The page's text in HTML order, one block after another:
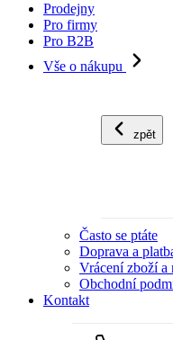
Prodejny
Pro firmy
Pro B2B
Vše o nákupu
zpět
Často se ptáte
Doprava a
Vrácení zboží a
Obchodní
Kontakt